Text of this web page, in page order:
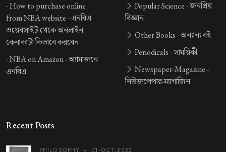
-How to purchase online
from NBA website -এনবিএ
ওয়েবসাইট থেকে অনলাইন
কেনাকাটা কিভাবে করবেন
-NBA on Amazon -অ্যামাজনে
এনবিএ
Popular Science -জনপ্রিয়
বিজ্ঞান
Other Books -অন্যান্য বই
Periodicals -সাময়িকী
Newspaper-Magazine -
নিউজপেপার-ম্যাগাজিন
Recent Posts
PHILOSOPHY • 01-OCT-2023